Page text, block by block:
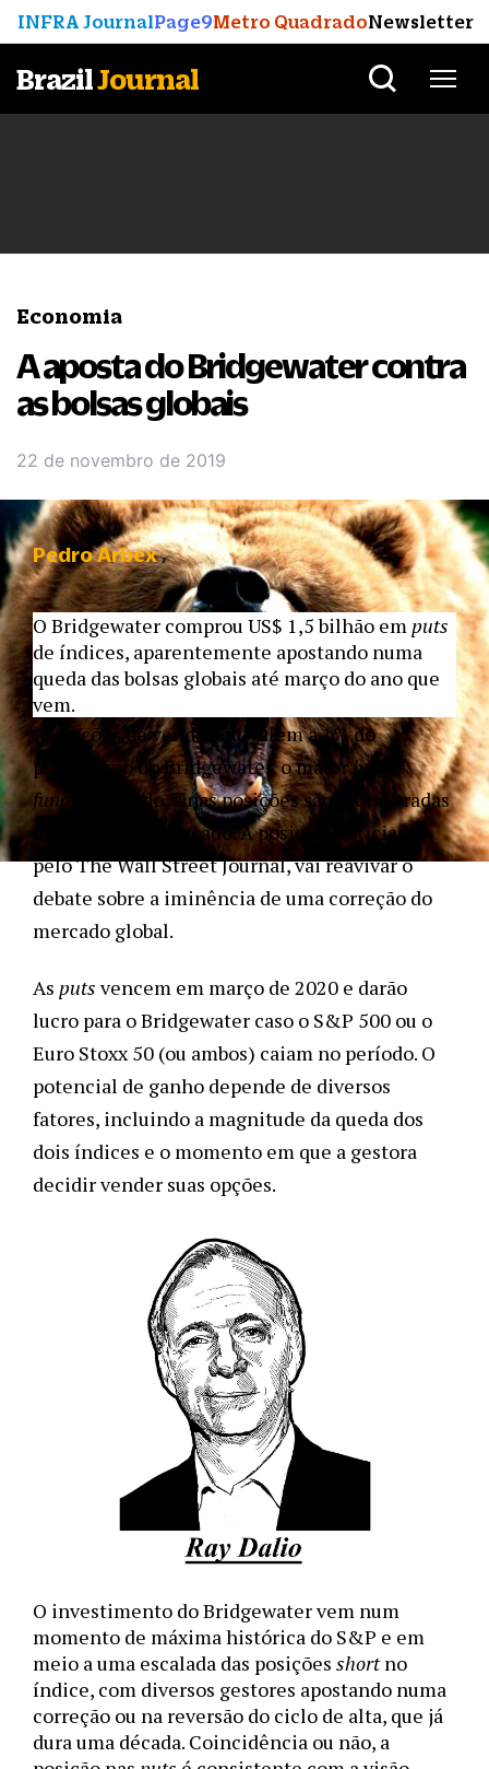
INFRA JournalPage9Metro QuadradoNewsletter
BrazilJournal
Economia
A aposta do Bridgewater contra
as bolsas globais
22 de novembro de 2019
O Bridgewater comprou US$ 1,5 bilhão em puts
de índices, aparentemente apostando numa
queda das bolsas globais até março do ano que
vem.
As opções de venda equivalem a 1% do
patrimônio do Bridgewater, o maiorhedge
fund do mundo, cujas posições são monitoradas
de perto pelo mercado. A posição, noticiada
pelo The Wall Street Journal, vai reavivar o
debate sobre a iminência de uma correção do
mercado global.
As puts vencem em março de 2020 e darão
lucro para o Bridgewater caso o S&P 500 ou o
Euro Stoxx 50 (ou ambos) caiam no período. O
potencial de ganho depende de diversos
fatores, incluindo a magnitude da queda dos
dois índices e o momento em que a gestora
decidir vender suas opções.
O investimento do Bridgewater vem num
momento de máxima histórica do S&P e em
meio a uma escalada das posições shortno
índice, com diversos gestores apostando numa
correção ou na reversão do ciclo de alta, que já
dura uma década. Coincidência ou não, a
Pedro Arbex